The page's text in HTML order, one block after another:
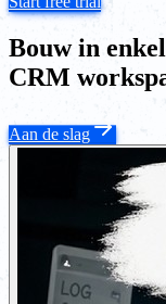
Bouw in
CRM
Aan de slag